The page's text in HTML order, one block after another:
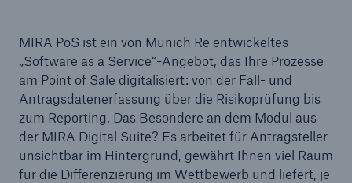
MIRA PoS ist ein von Munich Re entwickeltes
„Software as a Service“-Angebot, das Ihre Prozesse
am Point of Sale digitalisiert: von der Fall- und
Antragsdatenerfassung über die Risikoprüfung bis
zum Reporting. Das Besondere an dem Modul aus
der MIRA Digital Suite? Es arbeitet für Antragsteller
unsichtbar im Hintergrund, gewährt Ihnen viel Raum
für die Differenzierung im Wettbewerb und liefert, je
Naturkatastrophen
Versicherungslücke: der Anteil der nicht
versicherten Schäden aus Naturkatastrophen
seit 1980 beträgt